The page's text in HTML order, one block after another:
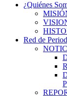
¿Quiénes
Red de